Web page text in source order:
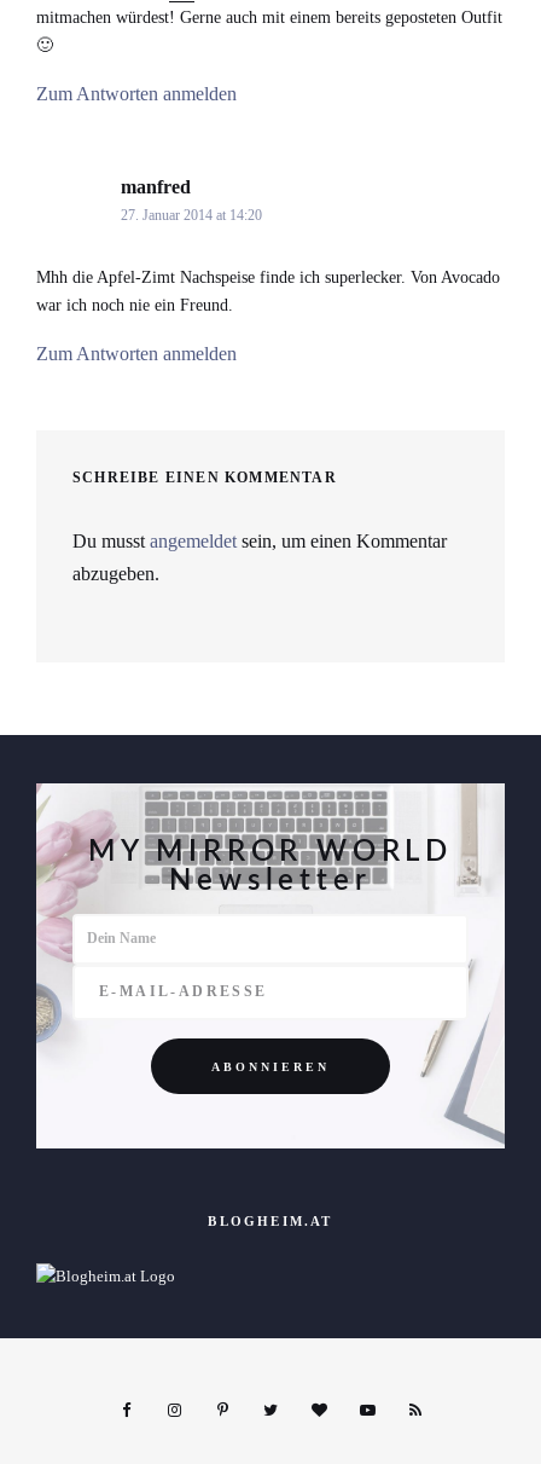
mitmachen würdest! Gerne auch mit einem bereits geposteten Outfit
🙂
Zum Antworten anmelden
manfred
27. Januar 2014 at 14:20
Mhh die Apfel-Zimt Nachspeise finde ich superlecker. Von Avocado
war ich noch nie ein Freund.
Zum Antworten anmelden
SCHREIBE EINEN KOMMENTAR
Du musst angemeldet sein, um einen Kommentar
abzugeben.
MY MIRROR WORLD
Newsletter
BLOGHEIM.AT